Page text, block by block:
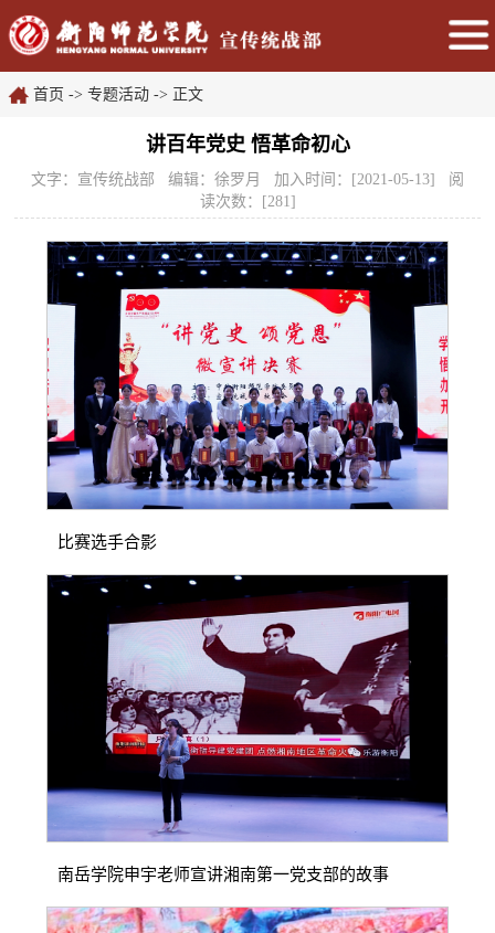
首页 -> 专题活动 -> 正文
讲百年党史 悟革命初心
文字：宣传统战部 编辑：徐罗月 加入时间：[2021-05-13] 阅
读次数：[281]
比赛选手合影
南岳学院申宇老师宣讲湘南第一党支部的故事